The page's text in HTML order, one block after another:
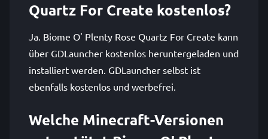
Quartz For Create kostenlos?
Ja. Biome O' Plenty Rose Quartz For Create kann
über GDLauncher kostenlos heruntergeladen und
installiert werden. GDLauncher selbst ist
ebenfalls kostenlos und werbefrei.
Welche Minecraft-Versionen